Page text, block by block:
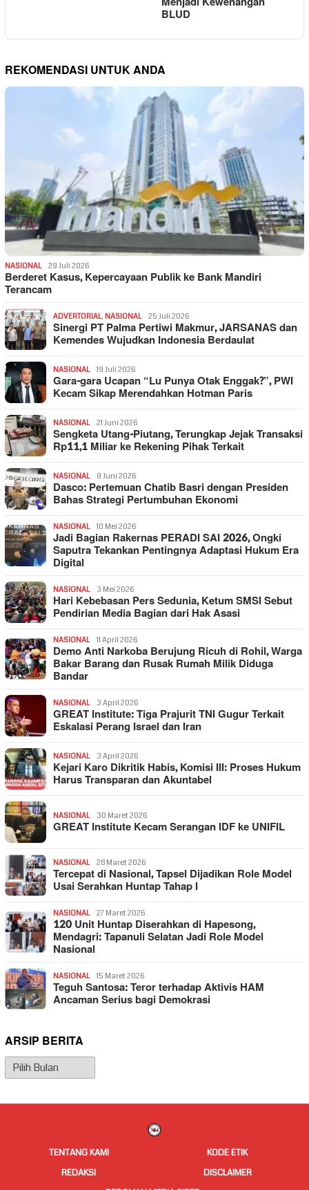
BLUD
REKOMENDASI UNTUK ANDA
NASIONAL 29 Juli 2026
Berderet Kasus, Kepercayaan Publik ke Bank Mandiri
Terancam
ADVERTORIAL, NASIONAL 25 Juli 2026
Sinergi PT Palma Pertiwi Makmur, JARSANAS dan
Kemendes Wujudkan Indonesia Berdaulat
NASIONAL 19 Juli 2026
Gara-gara Ucapan “Lu Punya Otak Enggak?”, PWI
Kecam Sikap Merendahkan Hotman Paris
NASIONAL 21 Juni 2026
Sengketa Utang-Piutang, Terungkap Jejak Transaksi
Rp11,1 Miliar ke Rekening Pihak Terkait
NASIONAL 9 Juni 2026
Dasco: Pertemuan Chatib Basri dengan Presiden
Bahas Strategi Pertumbuhan Ekonomi
NASIONAL 10 Mei 2026
Jadi Bagian Rakernas PERADI SAI 2026, Ongki
Saputra Tekankan Pentingnya Adaptasi Hukum Era
Digital
NASIONAL 3 Mei 2026
Hari Kebebasan Pers Sedunia, Ketum SMSI Sebut
Pendirian Media Bagian dari Hak Asasi
NASIONAL 11 April 2026
Demo Anti Narkoba Berujung Ricuh di Rohil, Warga
Bakar Barang dan Rusak Rumah Milik Diduga
Bandar
NASIONAL 3 April 2026
GREAT Institute: Tiga Prajurit TNI Gugur Terkait
Eskalasi Perang Israel dan Iran
NASIONAL 3 April 2026
Kejari Karo Dikritik Habis, Komisi III: Proses Hukum
Harus Transparan dan Akuntabel
NASIONAL 30 Maret 2026
GREAT Institute Kecam Serangan IDF ke UNIFIL
NASIONAL 28 Maret 2026
Tercepat di Nasional, Tapsel Dijadikan Role Model
Usai Serahkan Huntap Tahap I
NASIONAL 27 Maret 2026
120 Unit Huntap Diserahkan di Hapesong,
Mendagri: Tapanuli Selatan Jadi Role Model
Nasional
NASIONAL 15 Maret 2026
Teguh Santosa: Teror terhadap Aktivis HAM
Ancaman Serius bagi Demokrasi
ARSIP BERITA
Arsip
Berita
TENTANG KAMI
KODE ETIK
REDAKSI
DISCLAIMER